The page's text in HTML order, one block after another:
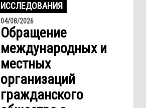
ИССЛЕДОВАНИЯ
04/08/2026
Обращение
международных и
местных
организаций
гражданского